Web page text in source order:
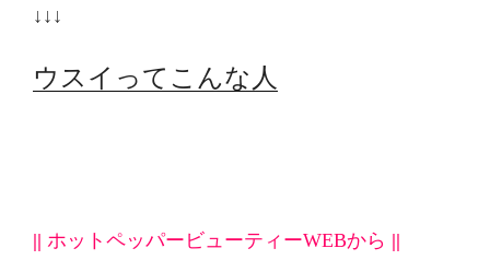
↓↓↓
ウスイってこんな人
|| ホットペッパービューティーWEBから ||